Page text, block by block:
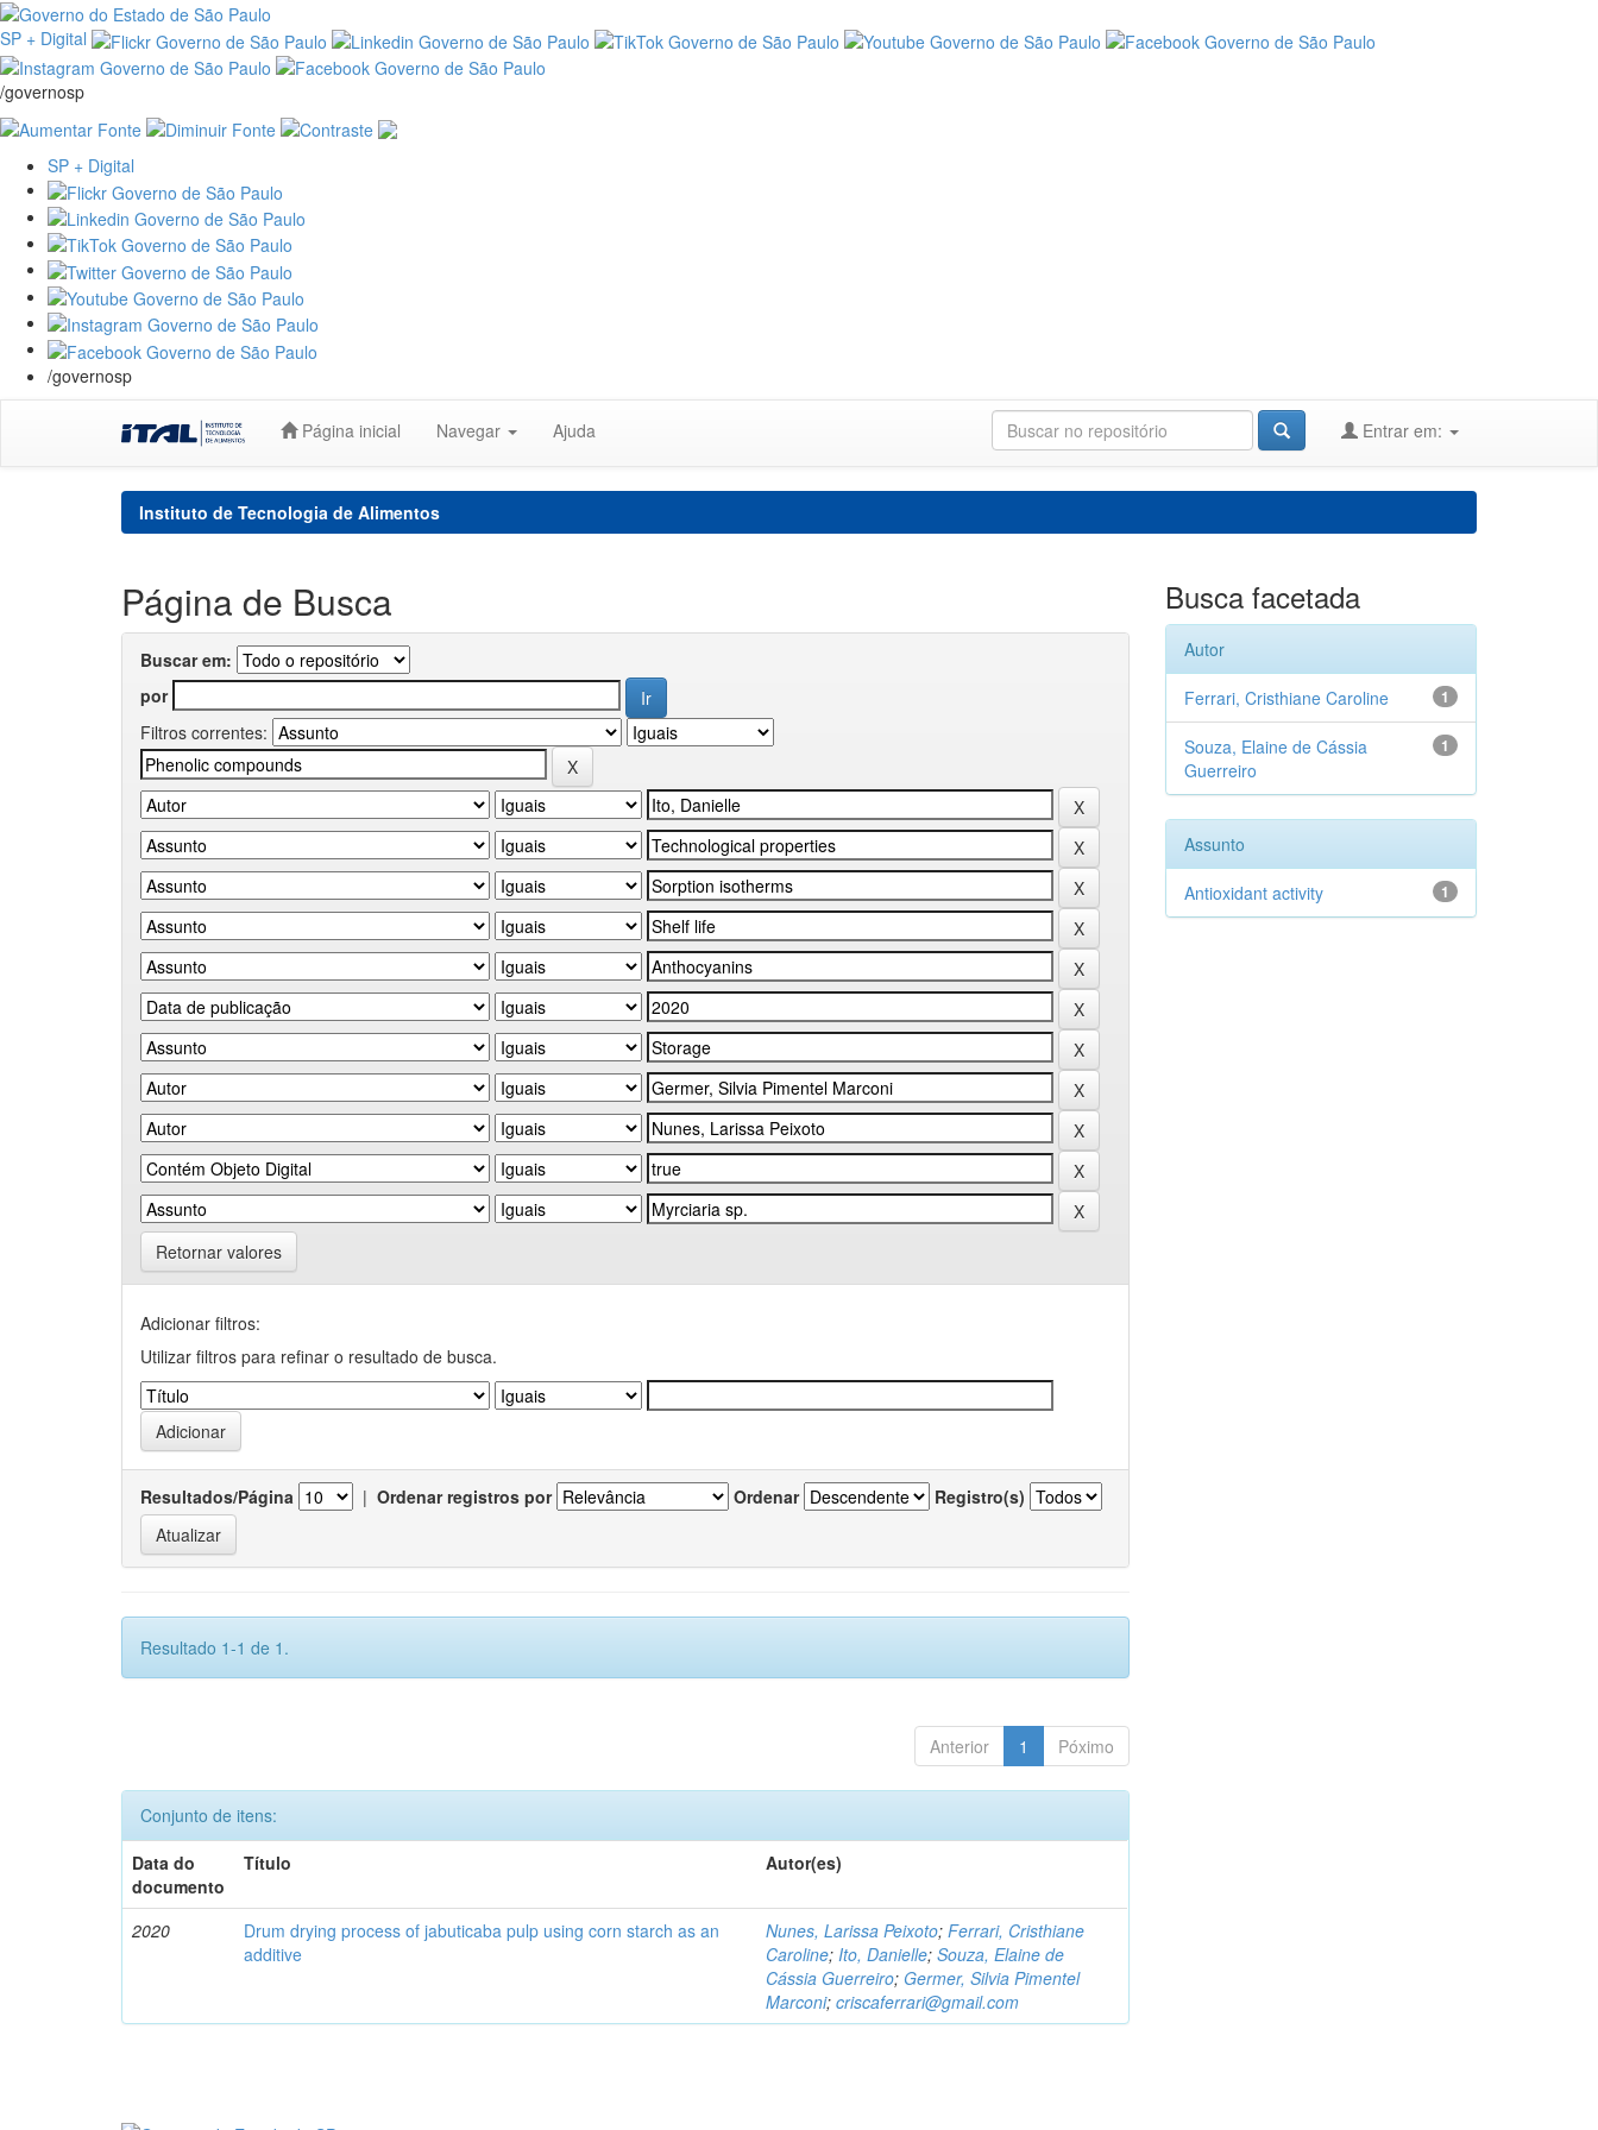
SP + Digital
/governosp
SP + Digital
/governosp
Página inicial Navegar Ajuda Entrar em:
Instituto de Tecnologia de Alimentos
Página de Busca
Buscar em:
por
Filtros correntes:
Retornar valores
Adicionar filtros:
Utilizar filtros para refinar o resultado de busca.
Resultados/Página | Ordenar registros por Ordenar Registro(s)
Resultado 1-1 de 1.
Anterior 1 Póximo
Conjunto de itens:
Data do
documento
Título Autor(es)
2020
Drum drying process of jabuticaba pulp using corn starch as an
additive
Nunes, Larissa Peixoto;Ferrari, Cristhiane
Caroline;Ito, Danielle;Souza, Elaine de
Cássia Guerreiro; Germer, Silvia Pimentel
Marconi;criscaferrari@gmail.com
Busca facetada
Autor
1
Ferrari, Cristhiane Caroline
1
Souza, Elaine de Cássia
Guerreiro
Assunto
1
Antioxidant activity